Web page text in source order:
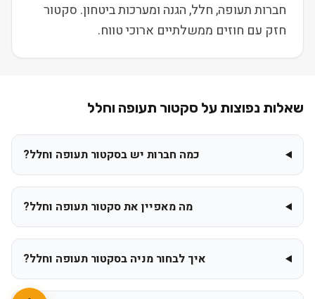
חברות תעופה, חלל, הגנה ומערכות ביטחון. סקטור
חזק עם חוזים ממשלתיים ארוכי טווח.
שאלות נפוצות על סקטור תעופה וחלל
כמה חברות יש בסקטור תעופה וחלל?
מה מאפיין את סקטור תעופה וחלל?
איך לבחור מניה בסקטור תעופה וחלל?